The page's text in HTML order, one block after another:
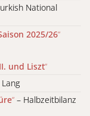
National
2025/26“
und Liszt“
“ – Halbzeitbilanz